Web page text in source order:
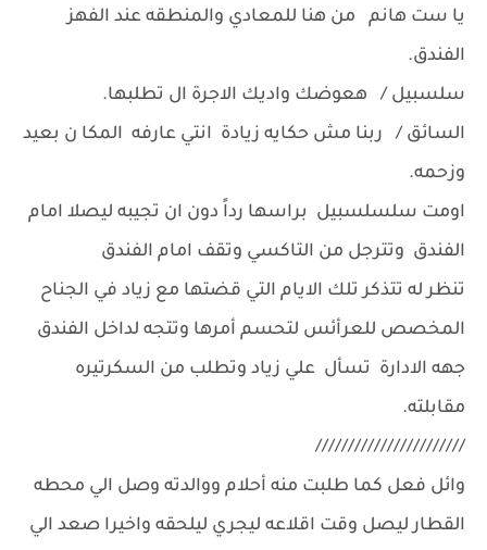
يا ست هانم من هنا للمعادي والمنطقه عند الفهز
الفندق.
سلسبيل / هعوضك واديك الاجرة ال تطلبها.
السائق / ربنا مش حكايه زيادة انتي عارفه المكا ن بعيد
وزحمه.
اومت سلسلسبيل براسها رداً دون ان تجيبه ليصلا امام
الفندق وتترجل من التاكسي وتقف امام الفندق
تنظر له تتذكر تلك الايام التي قضتها مع زياد في الجناح
المخصص للعرأئس لتحسم أمرها وتتجه لداخل الفندق
جهه الادارة تسأل علي زياد وتطلب من السكرتيره
مقابلته.
///////////////////////
وائل فعل كما طلبت منه أحلام ووالدته وصل الي محطه
القطار ليصل وقت اقلاعه ليجري ليلحقه واخيرا صعد الي